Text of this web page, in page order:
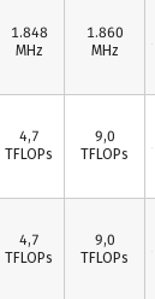
1.848
MHz
1.860
MHz
4,7
TFLOPs
9,0
TFLOPs
4,7
TFLOPs
9,0
TFLOPs